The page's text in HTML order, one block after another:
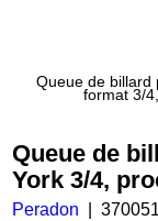
Queue de billard
format 3/
Queue de
York 3/4,
Peradon